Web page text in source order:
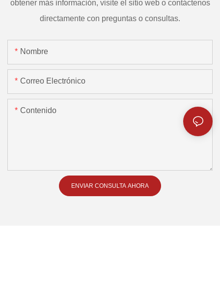
obtener más información, visite el sitio web o contáctenos
directamente con preguntas o consultas.
Nombre
Correo Electrónico
Contenido
ENVIAR CONSULTA AHORA